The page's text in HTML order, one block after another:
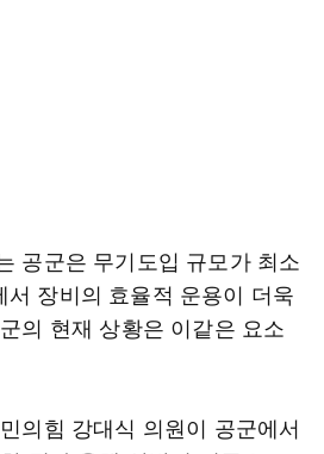
공군은 무기도입 규모가 최소
장비의 효율적 운용이 더욱
의 현재 상황은 이같은 요소
의힘 강대식 의원이 공군에서